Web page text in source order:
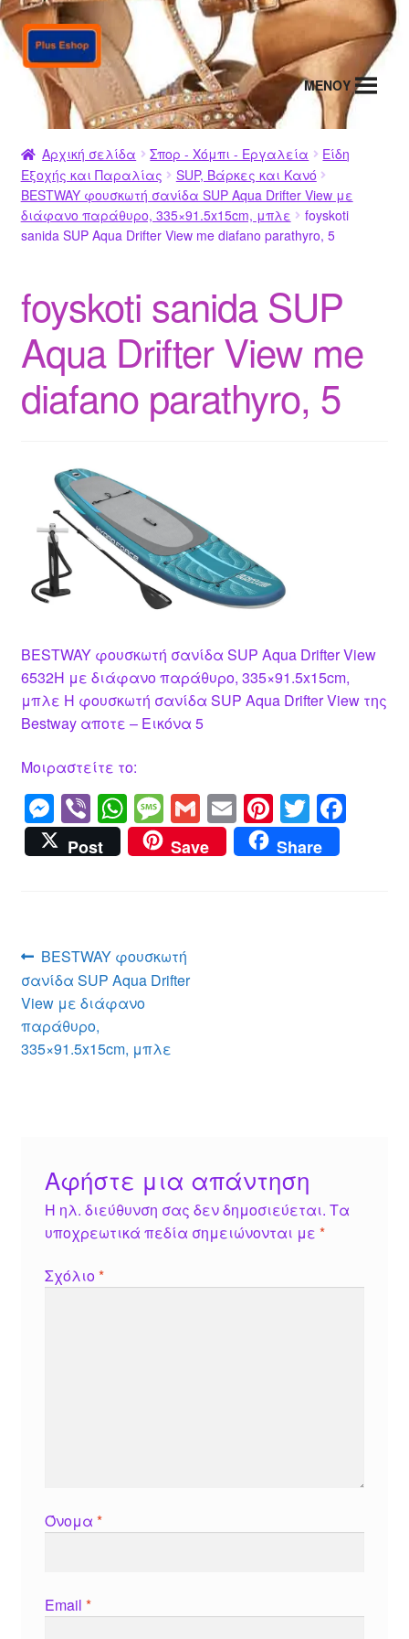
Απευθείας
μετάβαση
στην
πλοήγηση
Μετάβαση
σε
περιεχόμενο
MENΟΥ
Αρχική σελίδα Σπορ - Χόμπι - Εργαλεία
Είδη
Εξοχής και Παραλίας
SUP, Βάρκες και Κανό
BESTWAY φουσκωτή σανίδα SUP Aqua Drifter View με
διάφανο παράθυρο, 335×91.5x15cm, μπλε
foyskoti
sanida SUP Aqua Drifter View me diafano parathyro, 5
foyskoti sanida SUP
Aqua Drifter View me
diafano parathyro, 5
BESTWAY φουσκωτή σανίδα SUP Aqua Drifter View
6532H με διάφανο παράθυρο, 335×91.5x15cm,
μπλε Η φουσκωτή σανίδα SUP Aqua Drifter View της
Bestway αποτε – Εικόνα 5
Μοιραστείτε το:
M
e
ss
g
er
Vi
b
er
W
h
at
p
p
M
e
ss
e
G
m
ail
E
m
ail
Pi
nt
er
T
wi
tt
F
Post Save Share
Πλοήγηση
άρθρων
Προηγούμενο
άρθρο:
BESTWAY φουσκωτή
σανίδα SUP Aqua Drifter
View με διάφανο
παράθυρο,
335×91.5x15cm, μπλε
Αφήστε μια απάντηση
Η ηλ. διεύθυνση σας δεν δημοσιεύεται. Τα
υποχρεωτικά πεδία σημειώνονται με *
Σχόλιο*
Όνομα *
Email *